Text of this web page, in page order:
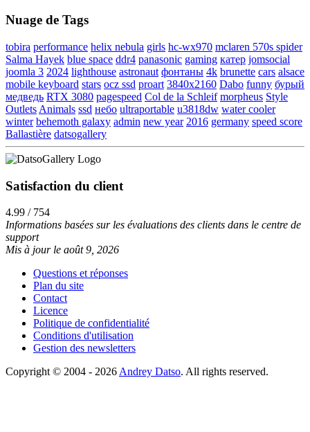
Nuage de Tags
tobira performance helix nebula girls hc-wx970 mclaren 570s spider
Salma Hayek blue space ddr4 panasonic gaming катер jomsocial
joomla 3 2024 lighthouse astronaut фонтаны 4k brunette cars alsace
mobile keyboard stars ocz ssd proart 3840x2160 Dabo funny бурый
медведь RTX 3080 pagespeed Col de la Schleif morpheus Style
Outlets Animals ssd небо ultraportable u3818dw water cooler
winter behemoth galaxy admin new year 2016 germany speed score
Ballastière datsogallery
Satisfaction du client
4.99 / 754
Informations basées sur les évaluations des clients dans le centre de
support
Mis à jour le août 9, 2026
Questions et réponses
Plan du site
Contact
Licence
Politique de confidentialité
Conditions d'utilisation
Gestion des newsletters
Copyright © 2004 - 2026Andrey Datso. All rights reserved.